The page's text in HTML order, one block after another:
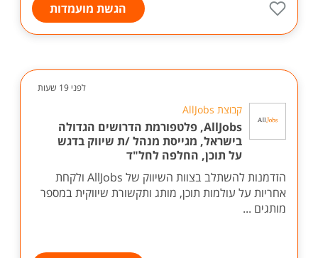
הגשת מועמדות
לפני 19 שעות
קבוצת AllJobs
AllJobs, פלטפורמת הדרושים הגדולה
בישראל, מגייסת מנהל /ת שיווק בדגש
על תוכן, החלפה לחל"ד
הזדמנות להשתלב בצוות השיווק של AllJobs ולקחת
אחריות על עולמות תוכן, מותג ותקשורת שיווקית במספר
מותגים ...